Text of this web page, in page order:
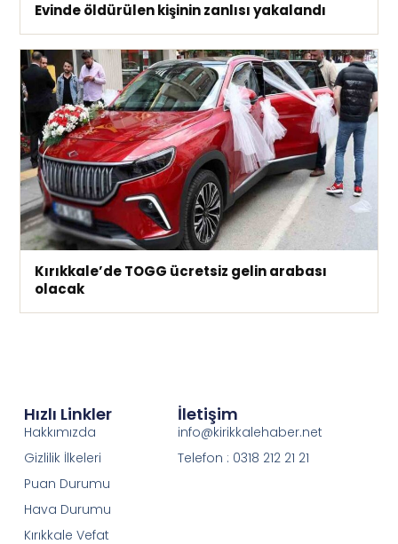
Evinde öldürülen kişinin zanlısı yakalandı
Kırıkkale’de TOGG ücretsiz gelin arabası
olacak
Hızlı Linkler
Hakkımızda
Gizlilik İlkeleri
Puan Durumu
Hava Durumu
Kırıkkale Vefat
İletişim
info@kirikkalehaber.net
Telefon : 0318 212 21 21